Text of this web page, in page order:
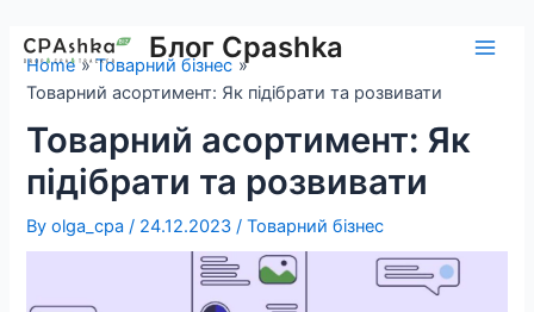
content
Блог Cpashka
Home
Товарний бізнес
Товарний асортимент: Як підібрати та розвивати
Товарний асортимент: Як
підібрати та розвивати
Byolga_cpa/ 24.12.2023/Товарний бізнес